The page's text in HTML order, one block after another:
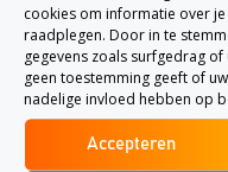
cookies om informatie over
raadplegen. Door in te
gegevens zoals surfgedrag
geen toestemming geeft of
nadelige invloed hebben op
Accepteren
Ja, er is een duidelijk
al:
Diefstal:Dit betreft
eigendommen
Inbraak:Dit houdt